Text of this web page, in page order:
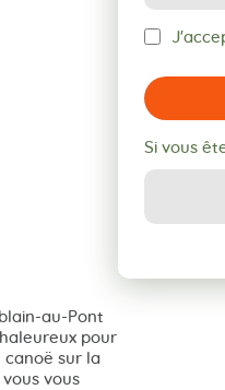
au-Pont
pour
canoë sur la
vous
Si vous